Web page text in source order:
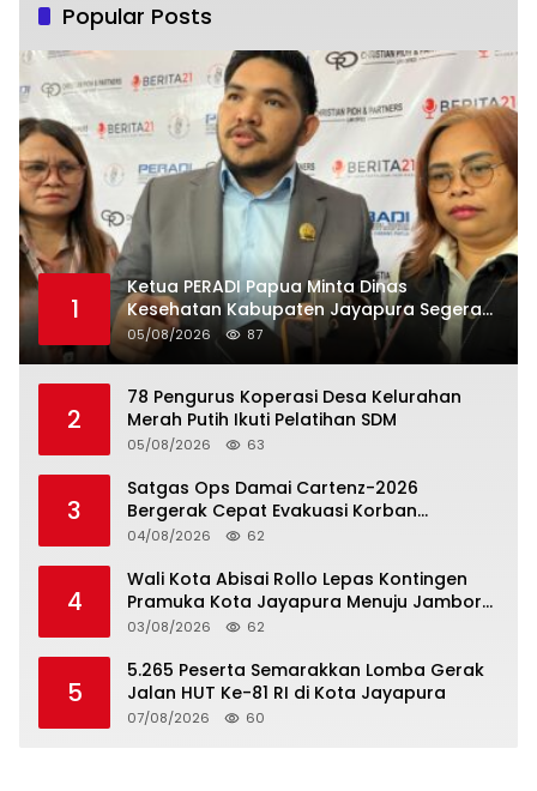
Popular Posts
1
Ketua PERADI Papua Minta Dinas
Kesehatan Kabupaten Jayapura Segera
Tetapkan Status KLB Keracunan Pangan
di Depapre
05/08/2026 87
2
78 Pengurus Koperasi Desa Kelurahan
Merah Putih Ikuti Pelatihan SDM
05/08/2026 63
3
Satgas Ops Damai Cartenz-2026
Bergerak Cepat Evakuasi Korban
Penembakan Pekerja Proyek Jalan di
04/08/2026 62
4
Wali Kota Abisai Rollo Lepas Kontingen
Pramuka Kota Jayapura Menuju Jambore
Nasional XII
03/08/2026 62
5
5.265 Peserta Semarakkan Lomba Gerak
Jalan HUT Ke-81 RI di Kota Jayapura
07/08/2026 60